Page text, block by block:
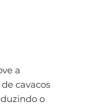
a
cavacos
o